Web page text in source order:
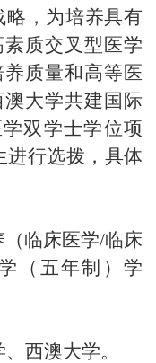
略，为培养具有
质交叉型医学
质量和高等医
大学共建国际
双学士学位项
进行选拨，具体
（临床医学/临床
（五年制）学
西澳大学。